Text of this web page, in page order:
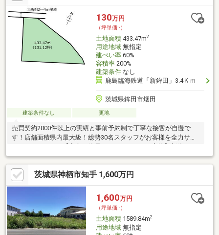
130万円
（坪単価:-）
土地面積433.47m2
用途地域無指定
建ぺい率60%
容積率200%
建築条件なし
鹿島臨海鉄道「新鉾田」3.4Ｋｍ
茨城県鉾田市烟田
建築条件なし 更地
売買契約2000件以上の実績と事前予約制で丁寧な接客が自慢で
す！店舗面積県内最大級！総勢30名スタッフがお客様を全力サポ
中古でも本当にこのお家で大丈夫？とご不安がある方も安心！簡
易インスペクションを行うことで建物の状態をしっかり把握して
お取引いただけます。
茨城県神栖市知手 1,600万円
1,600万円
（坪単価:-）
土地面積1589.84m2
用途地域無指定